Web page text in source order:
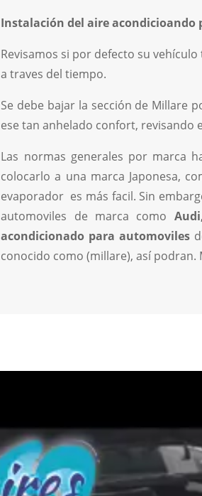
Instalación del aire acondicioando
Revisamos si por defecto su
a traves del tiempo.
Se debe bajar la sección de Millare
ese tan anhelado confort, revisando
Las normas generales por marca
colocarlo a una marca Japonesa,
evaporador es más facil. Sin
automoviles de marca como
acondicionado para automoviles
conocido como (millare), así